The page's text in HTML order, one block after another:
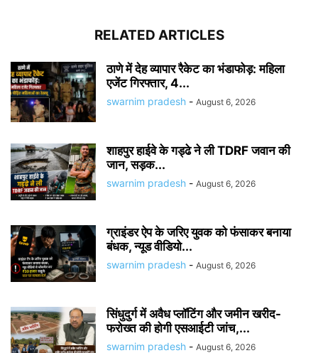
RELATED ARTICLES
ठाणे में देह व्यापार रैकेट का भंडाफोड़: महिला
एजेंट गिरफ्तार, 4...
swarnim pradesh - August 6, 2026
शाहपुर हाईवे के गड्ढे ने ली TDRF जवान की
जान, सड़क...
swarnim pradesh - August 6, 2026
ग्राइंडर ऐप के जरिए युवक को फंसाकर बनाया
बंधक, न्यूड वीडियो...
swarnim pradesh - August 6, 2026
सिंधुदुर्ग में अवैध प्लॉटिंग और जमीन खरीद-
फरोख्त की होगी एसआईटी जांच,...
swarnim pradesh - August 6, 2026